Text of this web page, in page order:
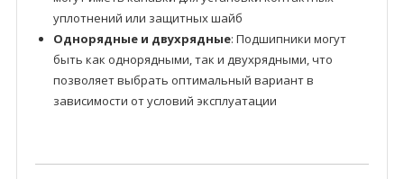
уплотнений или защитных шайб
Однорядные и двухрядные: Подшипники могут
быть как однорядными, так и двухрядными, что
позволяет выбрать оптимальный вариант в
зависимости от условий эксплуатации